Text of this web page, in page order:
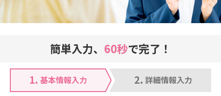
簡単入力、 60秒で完了！
1. 基本情報入力 2. 詳細情報入力